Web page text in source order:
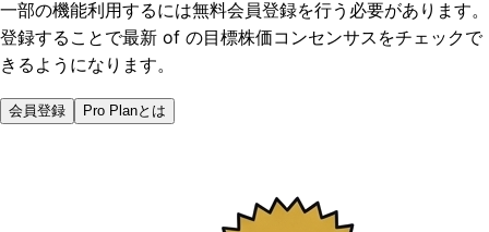
一部の機能利用するには無料会員登録を行う必要があります。
登録することで最新 of の目標株価コンセンサスをチェックで
きるようになります。
会員登録 Pro Planとは